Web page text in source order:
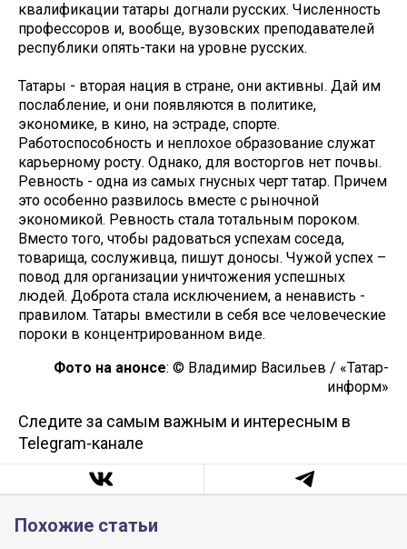
квалификации татары догнали русских. Численность
профессоров и, вообще, вузовских преподавателей
республики опять-таки на уровне русских.
Татары - вторая нация в стране, они активны. Дай им
послабление, и они появляются в политике,
экономике, в кино, на эстраде, спорте.
Работоспособность и неплохое образование служат
карьерному росту. Однако, для восторгов нет почвы.
Ревность - одна из самых гнусных черт татар. Причем
это особенно развилось вместе с рыночной
экономикой. Ревность стала тотальным пороком.
Вместо того, чтобы радоваться успехам соседа,
товарища, сослуживца, пишут доносы. Чужой успех –
повод для организации уничтожения успешных
людей. Доброта стала исключением, а ненависть -
правилом. Татары вместили в себя все человеческие
пороки в концентрированном виде.
Фото на анонсе: © Владимир Васильев / «Татар-
информ»
Следите за самым важным и интересным в
Telegram-канале
Похожие статьи